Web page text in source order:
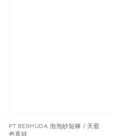
PT BERMUDA 泡泡紗短褲 / 天藍
色直紋